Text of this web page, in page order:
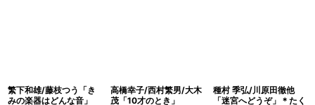
繁下和雄/藤枝つう「き
みの楽器はどんな音」
高橋幸子/西村繁男/大木
茂「10才のとき」
種村 季弘/川原田徹他
「迷宮へどうぞ」＊たく